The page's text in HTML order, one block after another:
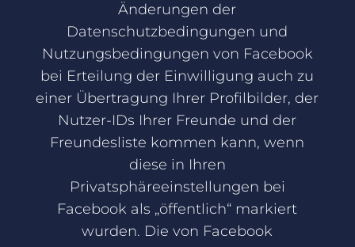
Änderungen der
Datenschutzbedingungen und
Nutzungsbedingungen von Facebook
bei Erteilung der Einwilligung auch zu
einer Übertragung Ihrer Profilbilder, der
Nutzer-IDs Ihrer Freunde und der
Freundesliste kommen kann, wenn
diese in Ihren
Privatsphäreeinstellungen bei
Facebook als „öffentlich“ markiert
wurden. Die von Facebook